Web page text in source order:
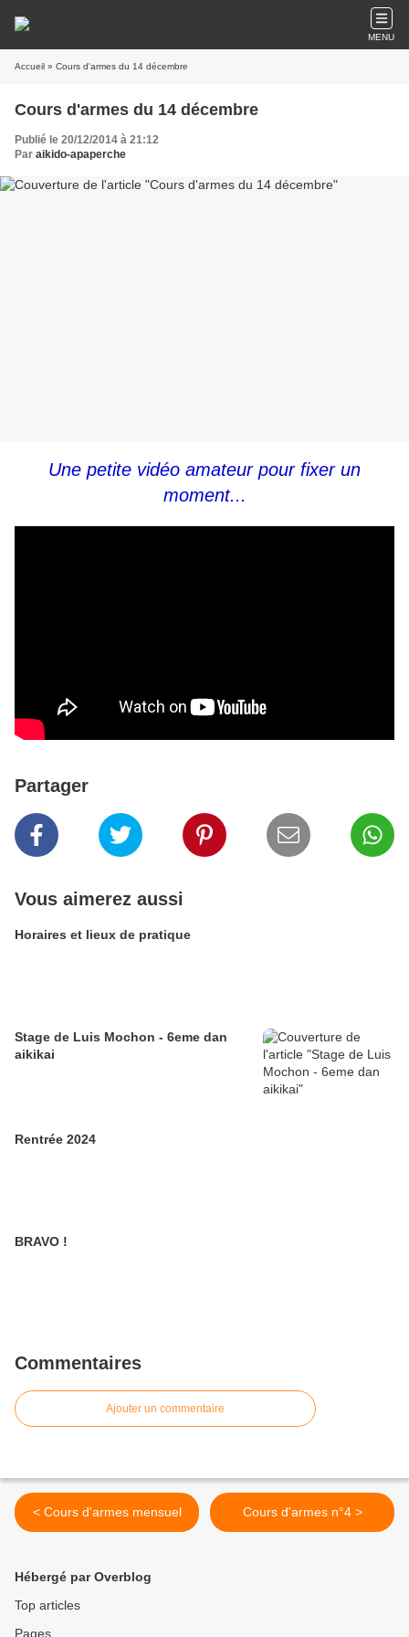
MENU
Accueil » Cours d'armes du 14 décembre
Cours d'armes du 14 décembre
Publié le 20/12/2014 à 21:12
Par aikido-apaperche
Une petite vidéo amateur pour fixer un
moment...
Partager
Vous aimerez aussi
Horaires et lieux de pratique
Stage de Luis Mochon - 6eme dan
aikikai
Rentrée 2024
BRAVO !
Commentaires
Ajouter un commentaire
< Cours d'armes mensuel Cours d'armes n°4 >
Hébergé par Overblog
Top articles
Pages